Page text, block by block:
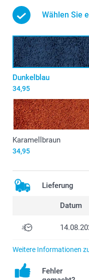
Wählen Sie
Dunkelblau
34,95
Karamellbraun
34,95
Lieferung
Datum
Weitere Informationen
Fehler